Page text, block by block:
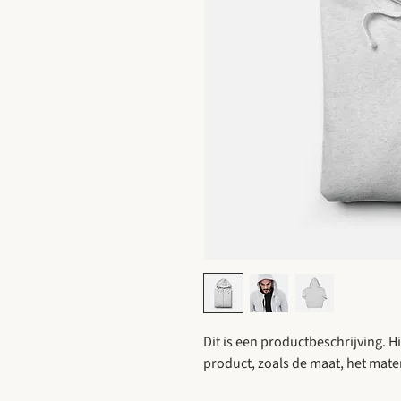
Dit is een productbeschrijving.
product, zoals de maat, het